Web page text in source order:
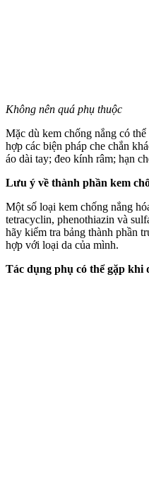
Không nên quá phụ thuộc
Mặc dù kem chống nắng có
hợp các biện pháp che chắn
áo dài tay; đeo kính râm; hạn
Lưu ý về thành phần kem
Một số loại kem chống nắng
tetracyclin, phenothiazin và
hãy kiểm tra bảng thành phần
hợp với loại da của mình.
Tác dụng phụ có thể gặp khi